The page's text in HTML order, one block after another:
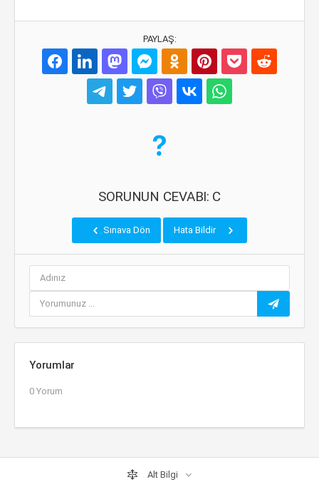
PAYLAŞ:
SORUNUN CEVABI: C
Sınava Dön Hata Bildir
Yorumlar
0 Yorum
Alt Bilgi